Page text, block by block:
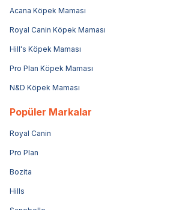
Acana Köpek Maması
Royal Canin Köpek Maması
Hill's Köpek Maması
Pro Plan Köpek Maması
N&D Köpek Maması
Popüler Markalar
Royal Canin
Pro Plan
Bozita
Hills